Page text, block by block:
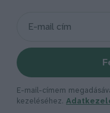
E-mail-címem
kezeléséhez.